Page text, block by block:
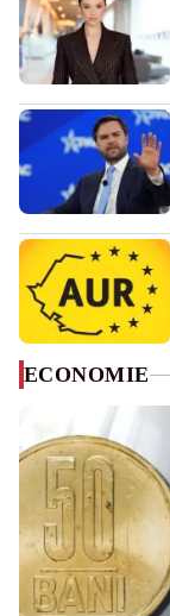
ECONOMIE